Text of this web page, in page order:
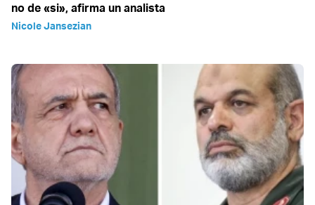
no de «si», afirma un analista
Nicole Jansezian